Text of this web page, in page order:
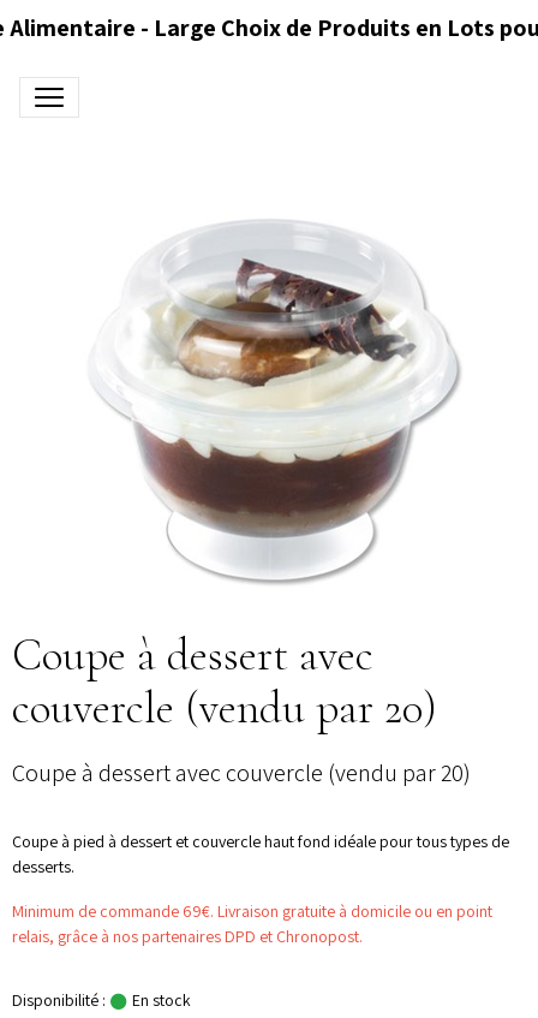
Alimentaire - Large Choix de Produits en Lots
Coupe à dessert avec
couvercle (vendu par 20)
Coupe à dessert avec couvercle (vendu par 20)
Coupe à pied à dessert et couvercle haut fond idéale pour tous types de
desserts.
Minimum de commande 69€. Livraison gratuite à domicile ou en point
relais, grâce à nos partenaires DPD et Chronopost.
Disponibilité : En stock